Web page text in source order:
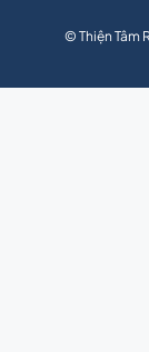
© Thiện Tâm